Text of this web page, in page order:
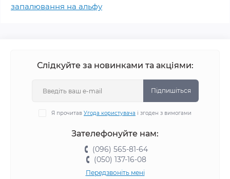
запалювання на альфу
Слідкуйте за новинками та акціями:
Підпишіться
Я прочитав Угода користувача і згоден з вимогами
Зателефонуйте нам:
(096) 565-81-64
(050) 137-16-08
Передзвоніть мені